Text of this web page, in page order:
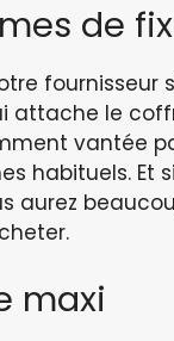
de
fournisseur
attache le
vantée
habituels. Et
aurez
maxi